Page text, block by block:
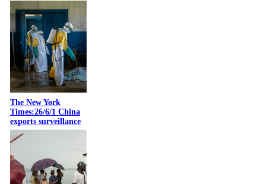
The New York
Times:26/6/1 China
exports surveillance